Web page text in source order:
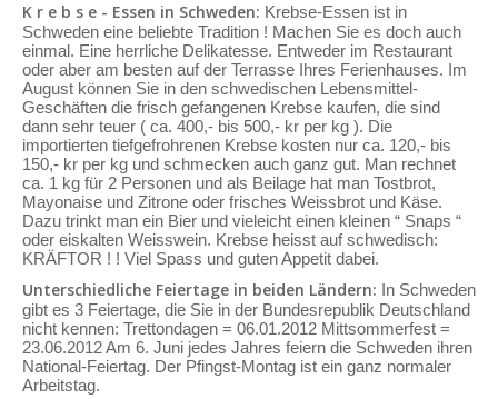
K r e b s e - Essen in Schweden: Krebse-Essen ist in
Schweden eine beliebte Tradition ! Machen Sie es doch auch
einmal. Eine herrliche Delikatesse. Entweder im Restaurant
oder aber am besten auf der Terrasse Ihres Ferienhauses. Im
August können Sie in den schwedischen Lebensmittel-
Geschäften die frisch gefangenen Krebse kaufen, die sind
dann sehr teuer ( ca. 400,- bis 500,- kr per kg ). Die
importierten tiefgefrohrenen Krebse kosten nur ca. 120,- bis
150,- kr per kg und schmecken auch ganz gut. Man rechnet
ca. 1 kg für 2 Personen und als Beilage hat man Tostbrot,
Mayonaise und Zitrone oder frisches Weissbrot und Käse.
Dazu trinkt man ein Bier und vieleicht einen kleinen “ Snaps “
oder eiskalten Weisswein. Krebse heisst auf schwedisch:
KRÄFTOR ! ! Viel Spass und guten Appetit dabei.
Unterschiedliche Feiertage in beiden Ländern: In Schweden
gibt es 3 Feiertage, die Sie in der Bundesrepublik Deutschland
nicht kennen: Trettondagen = 06.01.2012 Mittsommerfest =
23.06.2012 Am 6. Juni jedes Jahres feiern die Schweden ihren
National-Feiertag. Der Pfingst-Montag ist ein ganz normaler
Arbeitstag.